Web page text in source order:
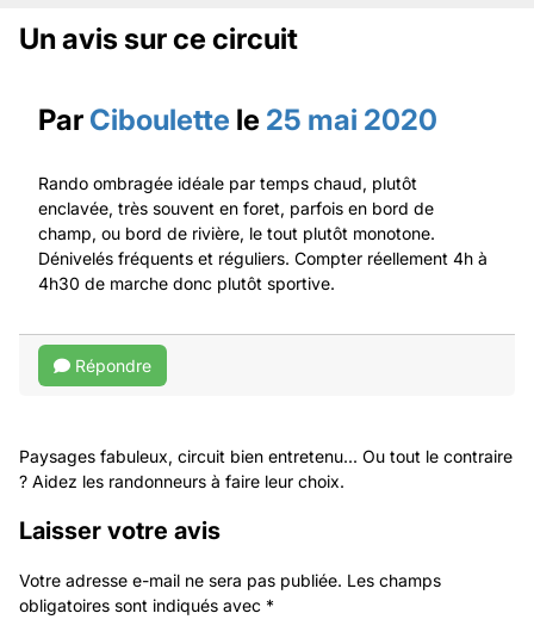
Un avis sur ce circuit
Par Ciboulette le 25 mai 2020
Rando ombragée idéale par temps chaud, plutôt
enclavée, très souvent en foret, parfois en bord de
champ, ou bord de rivière, le tout plutôt monotone.
Dénivelés fréquents et réguliers. Compter réellement 4h à
4h30 de marche donc plutôt sportive.
Répondre
Paysages fabuleux, circuit bien entretenu... Ou tout le contraire
? Aidez les randonneurs à faire leur choix.
Laisser votre avis
Votre adresse e-mail ne sera pas publiée. Les champs
obligatoires sont indiqués avec *